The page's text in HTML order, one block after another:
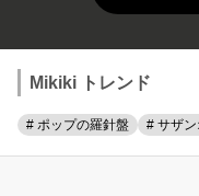
Mikiki トレンド
# ポップの羅針盤 # サザ